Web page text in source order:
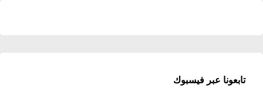
تابعونا عبر فيسبوك